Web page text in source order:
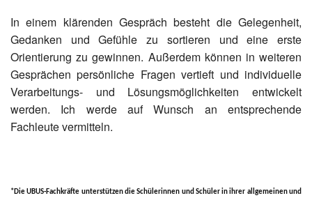
In einem klärenden Gespräch besteht die Gelegenheit,
Gedanken und Gefühle zu sortieren und eine erste
Orientierung zu gewinnen. Außerdem können in weiteren
Gesprächen persönliche Fragen vertieft und individuelle
Verarbeitungs- und Lösungsmöglichkeiten entwickelt
werden. Ich werde auf Wunsch an entsprechende
Fachleute vermitteln.
*Die UBUS-Fachkräfte unterstützen die Schülerinnen und Schüler in ihrer allgemeinen und